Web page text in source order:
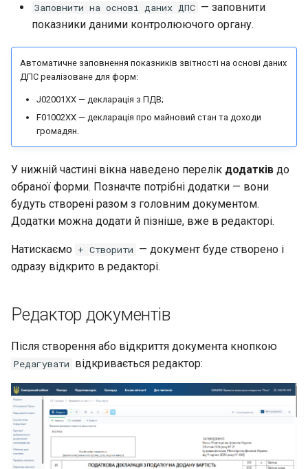
Заповнити на основі даних ДПС — заповнити
показники даними контролюючого органу.
Автоматичне заповнення показників звітності на основі даних
ДПС реалізоване для форм:
J02001XX — декларація з ПДВ;
F01002XX — декларація про майновий стан та доходи
громадян.
У нижній частині вікна наведено перелік додатків до
обраної форми. Позначте потрібні додатки — вони
будуть створені разом з головним документом.
Додатки можна додати й пізніше, вже в редакторі.
Натискаємо + Створити — документ буде створено і
одразу відкрито в редакторі.
Редактор документів
Після створення або відкриття документа кнопкою
Редагувати відкривається редактор: